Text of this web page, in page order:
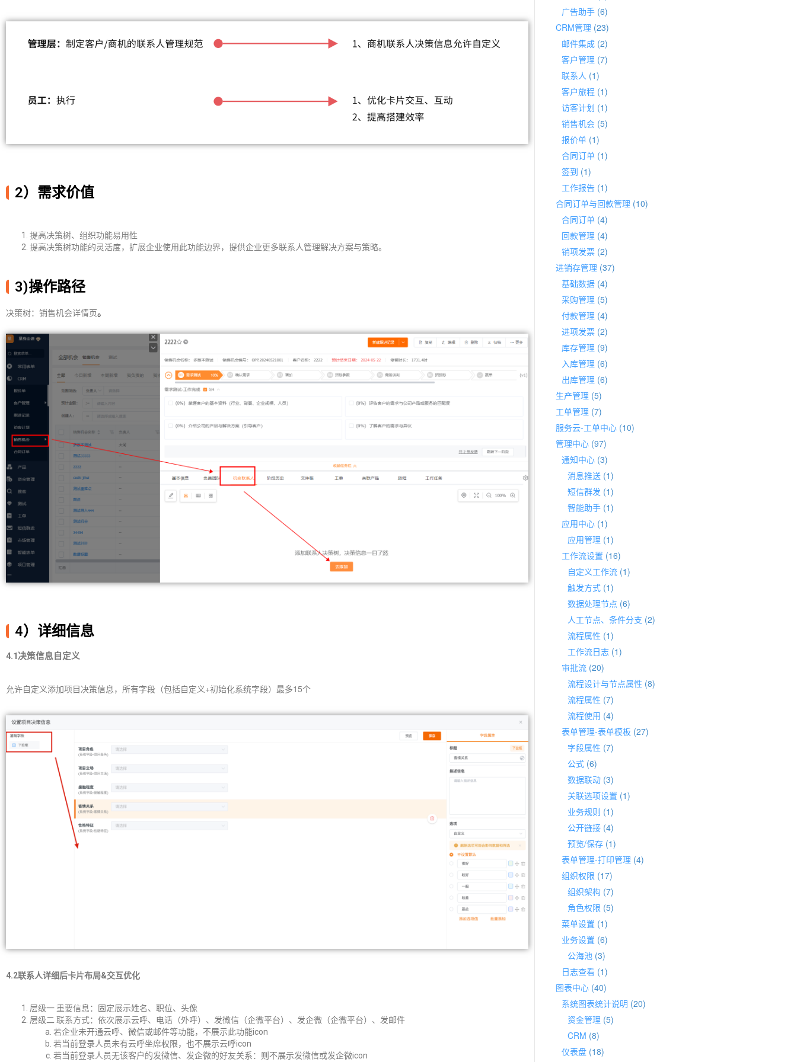
2）需求价值
提高决策树、组织功能易用性
提高决策树功能的灵活度，扩展企业使用此功能边界，提供企业更多联系人管理解决方案与策略。
3)操作路径
决策树：销售机会详情页。
4）详细信息
4.1决策信息自定义
允许自定义添加项目决策信息，所有字段（包括自定义+初始化系统字段）最多15个
4.2联系人详细后卡片布局&交互优化
层级一 重要信息：固定展示姓名、职位、头像
层级二 联系方式：依次展示云呼、电话（外呼）、发微信（企微平台）、发企微（企微平台）、发邮件
若企业未开通云呼、微信或邮件等功能，不展示此功能icon
若当前登录人员未有云呼坐席权限，也不展示云呼icon
若当前登录人员无该客户的发微信、发企微的好友关系：则不展示发微信或发企微icon
广告助手 (6)
CRM管理 (23)
邮件集成 (2)
客户管理 (7)
联系人 (1)
客户旅程 (1)
访客计划 (1)
销售机会 (5)
报价单 (1)
合同订单 (1)
签到 (1)
工作报告 (1)
合同订单与回款管理 (10)
合同订单 (4)
回款管理 (4)
销项发票 (2)
进销存管理 (37)
基础数据 (4)
采购管理 (5)
付款管理 (4)
进项发票 (2)
库存管理 (9)
入库管理 (6)
出库管理 (6)
生产管理 (5)
工单管理 (7)
服务云-工单中心 (10)
管理中心 (97)
通知中心 (3)
消息推送 (1)
短信群发 (1)
智能助手 (1)
应用中心 (1)
应用管理 (1)
工作流设置 (16)
自定义工作流 (1)
触发方式 (1)
数据处理节点 (6)
人工节点、条件分支 (2)
流程属性 (1)
工作流日志 (1)
审批流 (20)
流程设计与节点属性 (8)
流程属性 (7)
流程使用 (4)
表单管理-表单模板 (27)
字段属性 (7)
公式 (6)
数据联动 (3)
关联选项设置 (1)
业务规则 (1)
公开链接 (4)
预览/保存 (1)
表单管理-打印管理 (4)
组织权限 (17)
组织架构 (7)
角色权限 (5)
菜单设置 (1)
业务设置 (6)
公海池 (3)
日志查看 (1)
图表中心 (40)
系统图表统计说明 (20)
资金管理 (5)
CRM (8)
仪表盘 (18)